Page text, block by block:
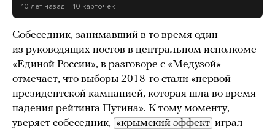
10 лет назад 10 карточек
Собеседник, занимавший в то время один
из руководящих постов в центральном исполкоме
«Единой России», в разговоре с «Медузой»
отмечает, что выборы 2018-го стали «первой
президентской кампанией, которая шла во время
падения рейтинга Путина». К тому моменту,
уверяет собеседник, «крымский эффект играл